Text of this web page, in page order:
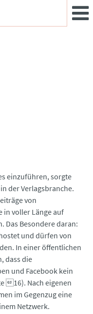
einzuführen, sorgte
der Verlagsbranche.
von
in voller Länge auf
Das Besondere daran:
und dürfen von
In einer öffentlichen
dass die
und Facebook kein
16). Nach eigenen
im Gegenzug eine
Netzwerk.